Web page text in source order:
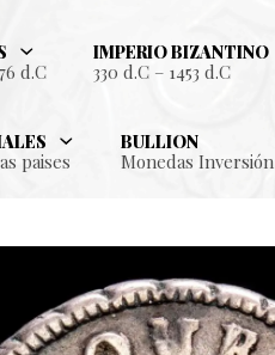
d.C
IMPERIO BIZANTINO
330 d.C – 1453 d.C
paises
BULLION
Monedas Inversión